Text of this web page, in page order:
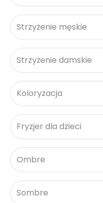
Strzyżenie męskie
Strzyżenie damskie
Koloryzacja
Fryzjer dla dzieci
Ombre
Sombre